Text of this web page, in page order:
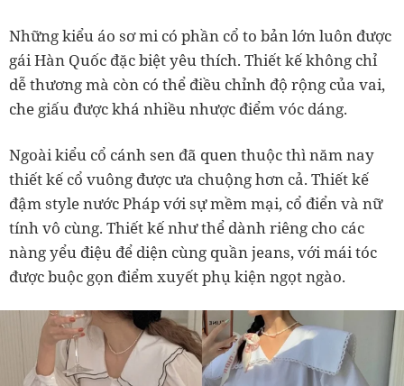
Những kiểu áo sơ mi có phần cổ to bản lớn luôn được
gái Hàn Quốc đặc biệt yêu thích. Thiết kế không chỉ
dễ thương mà còn có thể điều chỉnh độ rộng của vai,
che giấu được khá nhiều nhược điểm vóc dáng.
Ngoài kiểu cổ cánh sen đã quen thuộc thì năm nay
thiết kế cổ vuông được ưa chuộng hơn cả. Thiết kế
đậm style nước Pháp với sự mềm mại, cổ điển và nữ
tính vô cùng. Thiết kế như thể dành riêng cho các
nàng yểu điệu để diện cùng quần jeans, với mái tóc
được buộc gọn điểm xuyết phụ kiện ngọt ngào.